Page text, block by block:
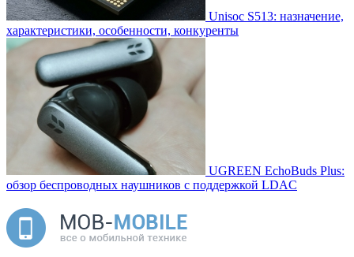
Unisoc S513: назначение,
характеристики, особенности, конкуренты
UGREEN EchoBuds Plus:
обзор беспроводных наушников с поддержкой LDAC